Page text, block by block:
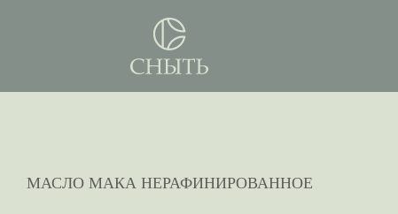
МАСЛО МАКА НЕРАФИНИРОВАННОЕ